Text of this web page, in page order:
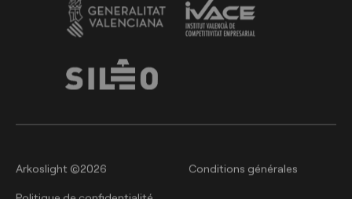
Arkoslight ©2026 Conditions générales